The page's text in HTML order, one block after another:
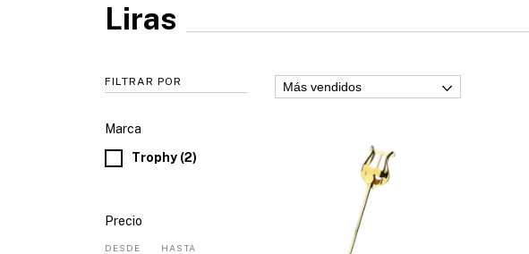
Liras
FILTRAR POR
Marca
Trophy (2)
Precio
DESDE HASTA